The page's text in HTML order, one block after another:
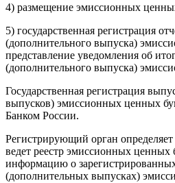
4) размещение эмиссионных
5) государственная регистрация
(дополнительного выпуска)
представление уведомления об
(дополнительного выпуска)
Государственная регистрация
выпусков) эмиссионных ценных
Банком России.
Регистрирующий орган определяет
ведет реестр эмиссионных ценных
информацию о
(дополнительных выпусках)